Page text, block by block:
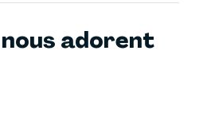
adorent